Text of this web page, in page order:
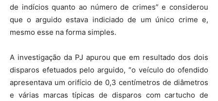
de indícios quanto ao número de crimes” e considerou
que o arguido estava indiciado de um único crime e,
mesmo esse na forma simples.
A investigação da PJ apurou que em resultado dos dois
disparos efetuados pelo arguido, “o veículo do ofendido
apresentava um orifício de 0,3 centímetros de diâmetros
e várias marcas típicas de disparos com cartucho de